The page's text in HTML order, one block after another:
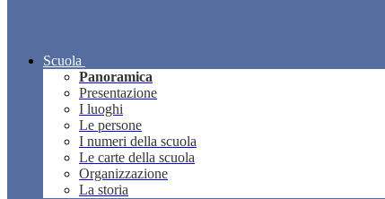
Scuola
Panoramica
Presentazione
I luoghi
Le persone
I numeri della scuola
Le carte della scuola
Organizzazione
La storia